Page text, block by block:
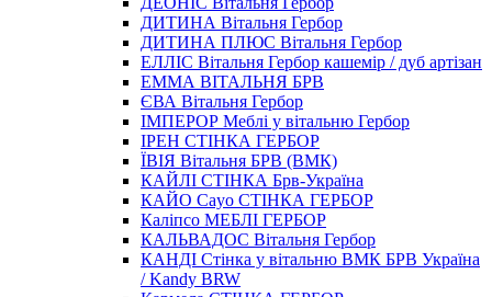
ДИТИНА Вітальня Гербор
ДИТИНА ПЛЮС Вітальня Гербор
ЕЛЛІС Вітальня Гербор кашемір / дуб артізан
ЕММА ВІТАЛЬНЯ БРВ
ЄВА Вітальня Гербор
ІМПЕРОР Меблі у вітальню Гербор
ІРЕН СТІНКА ГЕРБОР
ЇВIЯ Вітальня БРВ (ВМК)
КАЙЛІ СТІНКА Брв-Україна
КАЙО Cayo СТІНКА ГЕРБОР
Каліпсо МЕБЛІ ГЕРБОР
КАЛЬВАДОС Вітальня Гербор
КАНДІ Стінка у вітальню ВМК БРВ Україна
/ Kandy BRW